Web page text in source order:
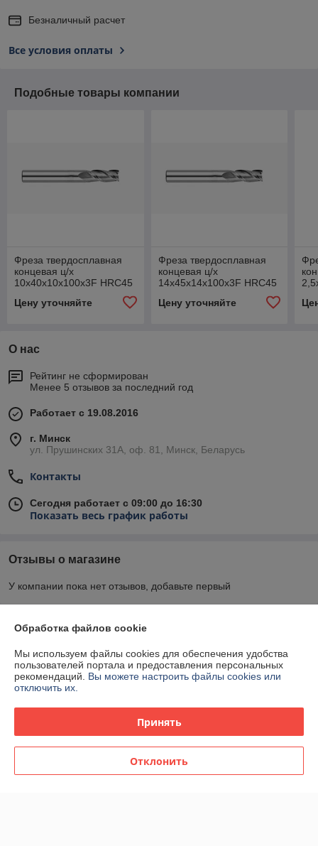
Безналичный расчет
Все условия оплаты
Подобные товары компании
Фреза твердосплавная
концевая ц/х
10x40x10x100x3F HRC45
Цену уточняйте
Фреза твердосплавная
концевая ц/х
14x45x14x100x3F HRC45
Цену уточняйте
О нас
Рейтинг не сформирован
Менее 5 отзывов за последний год
Работает с 19.08.2016
г. Минск
ул. Прушинских 31А, оф. 81, Минск, Беларусь
Контакты
Сегодня работает с 09:00 до 16:30
Показать весь график работы
Отзывы о магазине
У компании пока нет отзывов, добавьте первый
О нас
Контакты
Доставка и оплата
Обработка файлов cookie
Мы используем файлы cookies для обеспечения удобства
пользователей портала и предоставления персональных
рекомендаций. Вы можете настроить файлы cookies или
отключить их.
Принять
Отклонить